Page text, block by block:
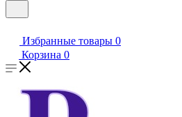
Избранные товары 0
Корзина 0